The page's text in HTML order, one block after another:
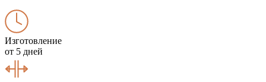
Изготовление
от 5 дней